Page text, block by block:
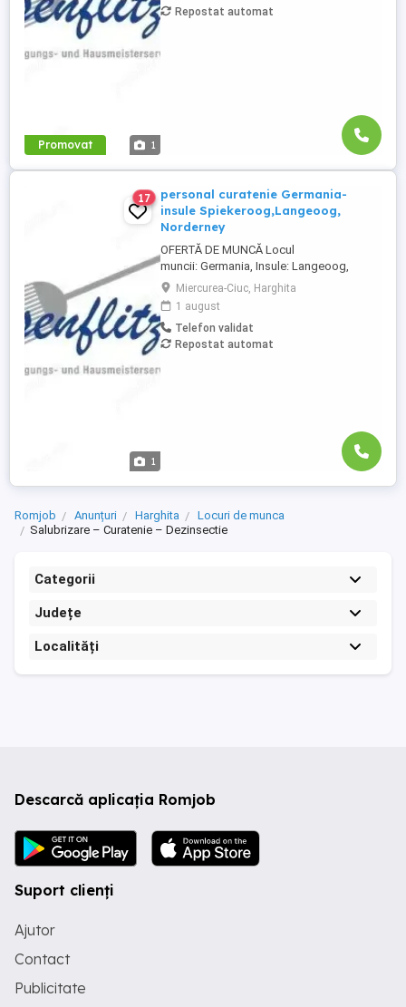
Promovat 1
curățarea toaletelor . Cerințe: Abilitatea de
Repostat automat
1
17
personal curatenie Germania-
insule Spiekeroog,Langeoog,
Norderney
OFERTĂ DE MUNCĂ Locul
muncii: Germania, Insule: Langeoog,
Spiekeroog, Norderney Besenflitzer
GmbH este o firmă specializată în
curățarea locuințelor, dar și a altor
facilități, cum ar fi școli, gări, toalete
municipale sau întreținerea și curățarea
Miercurea-Ciuc, Harghita
1 august
Telefon validat
Repostat automat
Romjob Anunțuri Harghita
Locuri de munca
Salubrizare – Curatenie – Dezinsectie
Categorii
Județe
Localități
Descarcă aplicația Romjob
Suport clienți
Ajutor
Contact
Publicitate